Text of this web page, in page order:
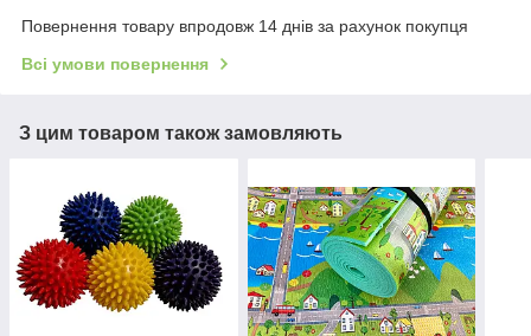
Повернення товару впродовж 14 днів за рахунок покупця
Всі умови повернення
З цим товаром також замовляють